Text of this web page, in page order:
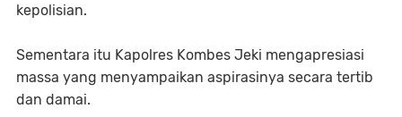
kepolisian.
Sementara itu Kapolres Kombes Jeki mengapresiasi
massa yang menyampaikan aspirasinya secara tertib
dan damai.